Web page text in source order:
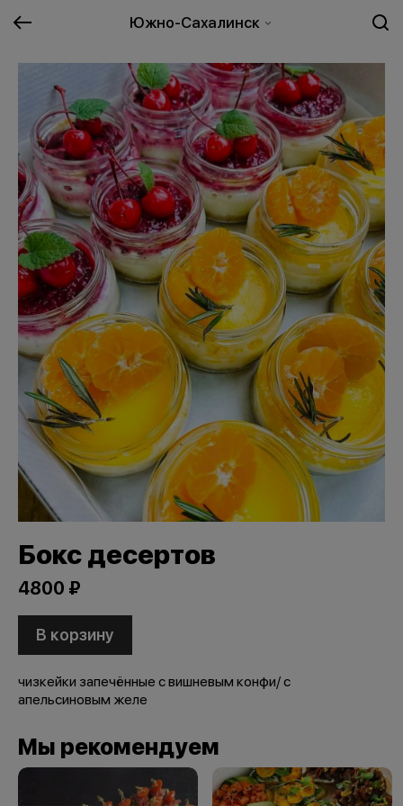
Южно-Сахалинск
Бокс десертов
4800 ₽
В корзину
чизкейки запечённые с вишневым конфи/ с
апельсиновым желе
Мы рекомендуем